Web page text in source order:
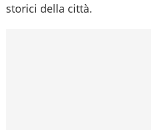
storici della città.